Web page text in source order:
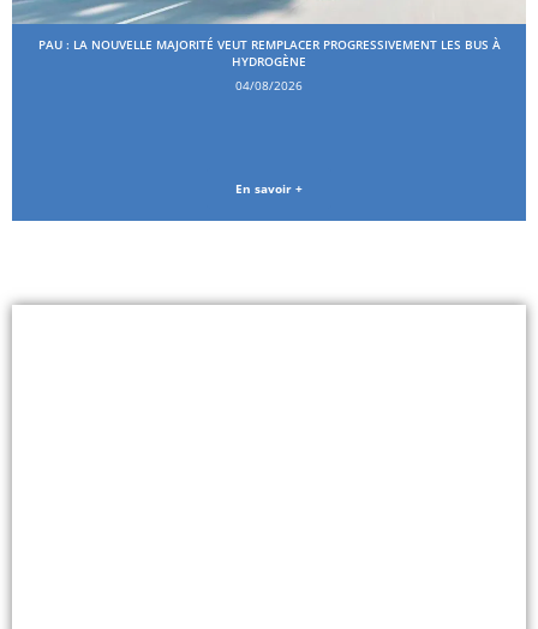
PAU : LA NOUVELLE MAJORITÉ VEUT REMPLACER PROGRESSIVEMENT LES BUS À
HYDROGÈNE
04/08/2026
En savoir +